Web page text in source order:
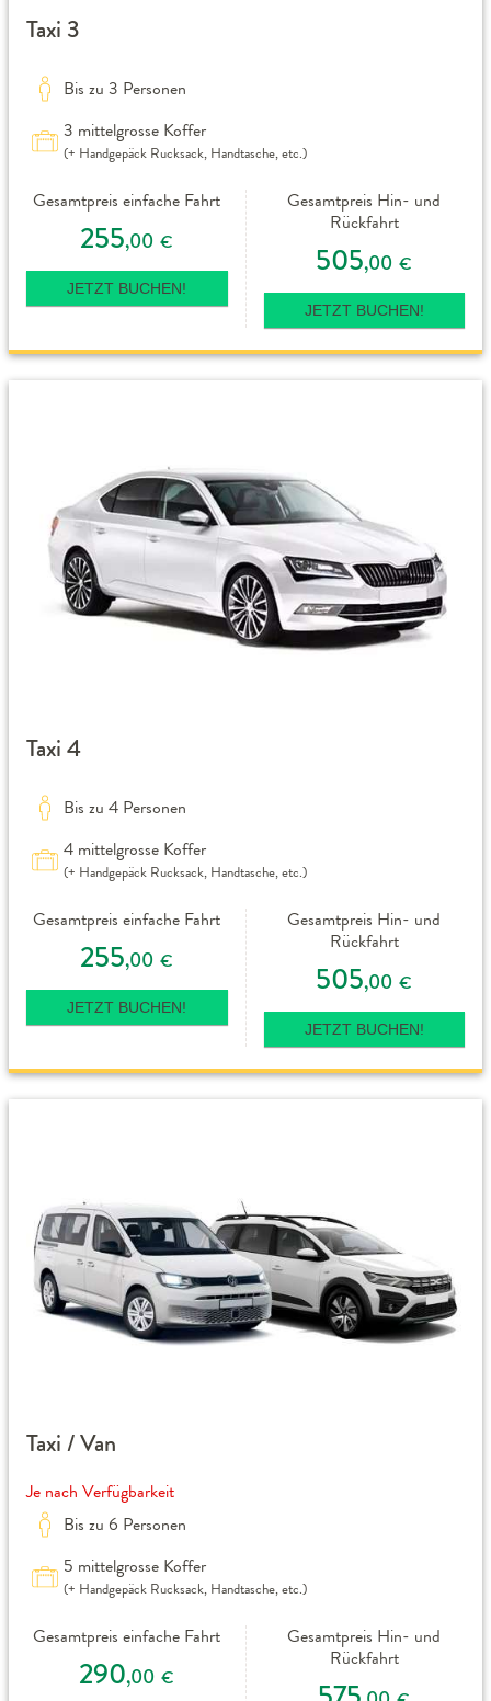
Taxi 3
Bis zu 3 Personen
3 mittelgrosse Koffer
(+ Handgepäck Rucksack, Handtasche, etc.)
Gesamtpreis einfache Fahrt
255,00 €
JETZT BUCHEN!
Gesamtpreis Hin- und
Rückfahrt
505,00 €
JETZT BUCHEN!
Taxi 4
Bis zu 4 Personen
4 mittelgrosse Koffer
(+ Handgepäck Rucksack, Handtasche, etc.)
Gesamtpreis einfache Fahrt
255,00 €
JETZT BUCHEN!
Gesamtpreis Hin- und
Rückfahrt
505,00 €
JETZT BUCHEN!
Taxi / Van
Je nach Verfügbarkeit
Bis zu 6 Personen
5 mittelgrosse Koffer
(+ Handgepäck Rucksack, Handtasche, etc.)
Gesamtpreis einfache Fahrt
290,00 €
Gesamtpreis Hin- und
Rückfahrt